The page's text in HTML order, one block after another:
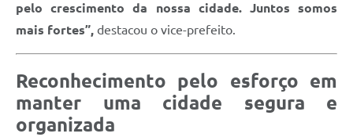
pelo crescimento da nossa cidade. Juntos somos
mais fortes”, destacou o vice-prefeito.
Reconhecimento pelo esforço em
manter uma cidade segura e
organizada